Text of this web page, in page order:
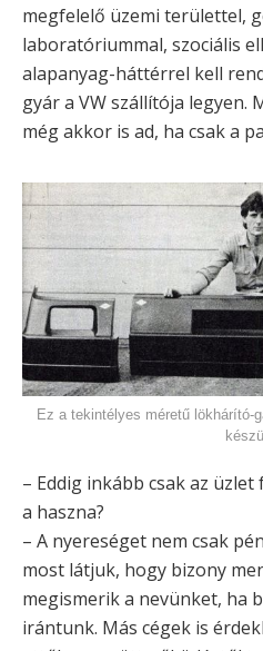
megfelelő üzemi területtel,
laboratóriummal, szociális
alapanyag-háttérrel kell
gyár a VW szállítója legyen.
még akkor is ad, ha csak a
Ez a tekintélyes méretű lökhárító-
– Eddig inkább csak az
a haszna?
– A nyereséget nem csak
most látjuk, hogy bizony
megismerik a nevünket, ha
irántunk. Más cégek is